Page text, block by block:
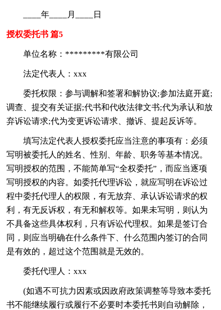
____年____月____日
授权委托书 篇5
单位名称：*********有限公司
法定代表人：xxx
委托权限：参与调解和签署和解协议;参加法庭开庭;
调查、提交有关证据;代书和代收法律文书;代为承认和放
弃诉讼请求;代为变更诉讼请求、撤诉、提起反诉等。
填写法定代表人授权委托应当注意的事项有：必须
写明被委托人的姓名、性别、年龄、职务等基本情况。
写明授权的范围，不能简单写“全权委托”，而应当逐项
写明授权的内容。如委托代理诉讼，就应写明在诉讼过
程中委托代理人的权限，有无放弃、承认诉讼请求的权
利，有无反诉权，有无和解权等。如果未写明，则认为
不具备这些具体权利，只有诉讼代理权。如果是签订合
同，则应当明确在什么条件下、什么范围内签订的合同
是有效的，超过这个范围就是无效的。
委托代理人：xxx
(如遇不可抗力因素或因政府政策调整等导致本委托
书不能继续履行或履行不必要时本委托书则自动解除，